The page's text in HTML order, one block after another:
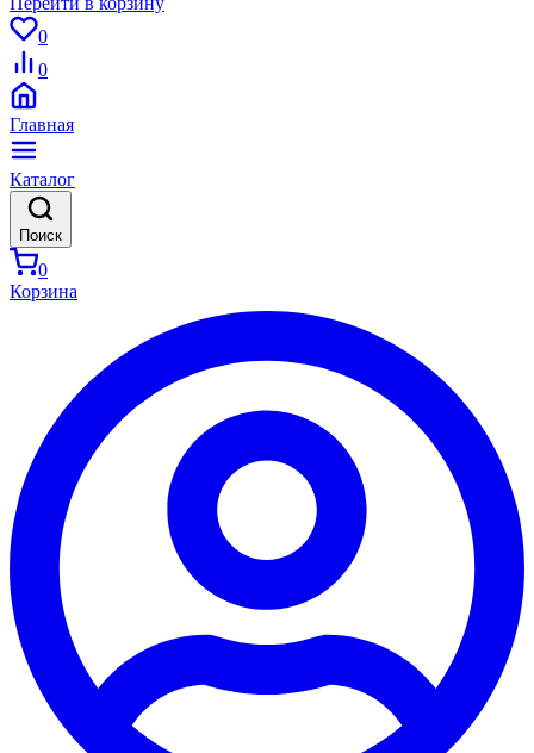
0
0
Главная
Каталог
Поиск
0
Корзина